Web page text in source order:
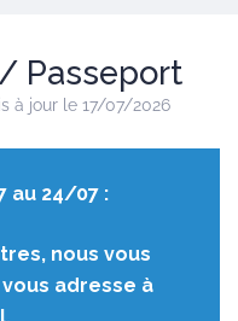
Passeport
à jour le 17/07/2026
au 24/07 :
nous vous
adresse à